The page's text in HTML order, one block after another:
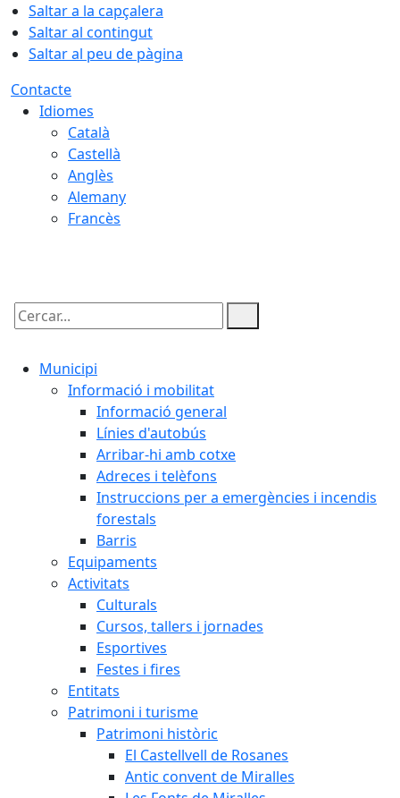
Saltar a la capçalera
Saltar al contingut
Saltar al peu de pàgina
Contacte
Idiomes
Català
Castellà
Anglès
Alemany
Francès
Cercar:
Municipi
Informació i mobilitat
Informació general
Línies d'autobús
Arribar-hi amb cotxe
Adreces i telèfons
Instruccions per a emergències i incendis
forestals
Barris
Equipaments
Activitats
Culturals
Cursos, tallers i jornades
Esportives
Festes i fires
Entitats
Patrimoni i turisme
Patrimoni històric
El Castellvell de Rosanes
Antic convent de Miralles